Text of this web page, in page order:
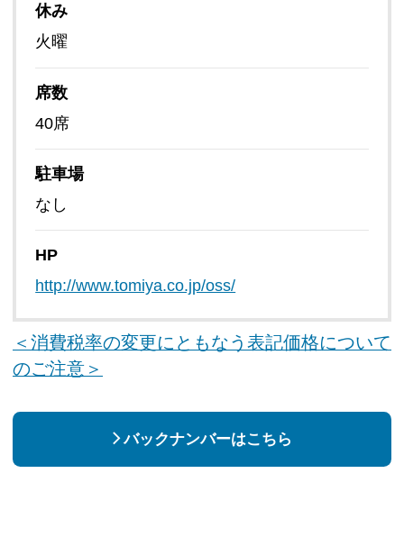
休み
火曜
席数
40席
駐車場
なし
HP
http://www.tomiya.co.jp/oss/
＜消費税率の変更にともなう表記価格について
のご注意＞
バックナンバーはこちら